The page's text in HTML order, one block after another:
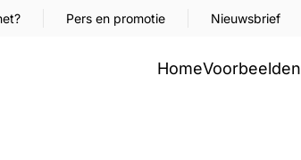
Pers en promotie Nieuwsbrief
HomeVoorbeelden